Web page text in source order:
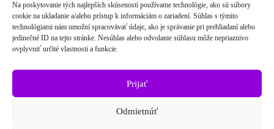
Na poskytovanie tých najlepších skúseností používame technológie, ako sú súbory
cookie na ukladanie a/alebo prístup k informáciám o zariadení. Súhlas s týmito
technológiami nám umožní spracovávať údaje, ako je správanie pri prehliadaní alebo
jedinečné ID na tejto stránke. Nesúhlas alebo odvolanie súhlasu môže nepriaznivo
ovplyvniť určité vlastnosti a funkcie.
Prijať
Odmietnúť
Rozvrh tréningov:
st 17:00 - 18:00
pi 17:00 - 18:00
so 8:45 - 9:45
Copyright © 2026 - Škola korčuľovania Nitra